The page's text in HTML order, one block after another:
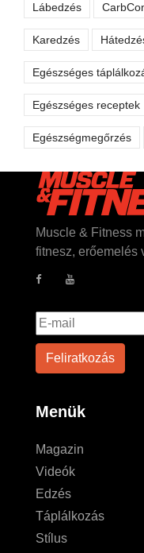
Lábedzés
Karedzés
Egészséges
Egészséges receptek
Egészségmegőrzés
Muscle & Fitness
fitnesz, erőemelés
Menük
Magazin
Videók
Edzés
Táplálkozás
Stílus